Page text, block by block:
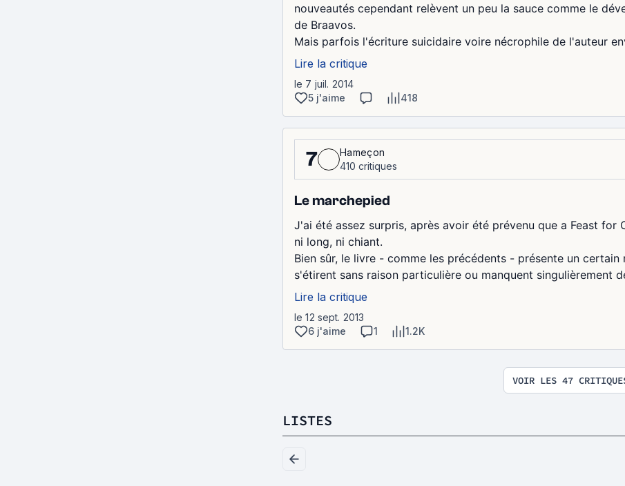
nouveautés cependant relèvent un peu la sauce comme le
de Braavos.
Mais parfois l'écriture suicidaire voire nécrophile de l'auteur
Lire la critique
le 7 juil. 2014
5 j'aime
418
7
Hameçon
410 critiques
Le marchepied
J'ai été assez surpris, après avoir été prévenu que a Feast
ni long, ni chiant.
Bien sûr, le livre - comme les précédents - présente un
s'étirent sans raison particulière ou manquent singulièrement
Lire la critique
le 12 sept. 2013
6 j'aime
1 1.2K
VOIR LES 47
LISTES